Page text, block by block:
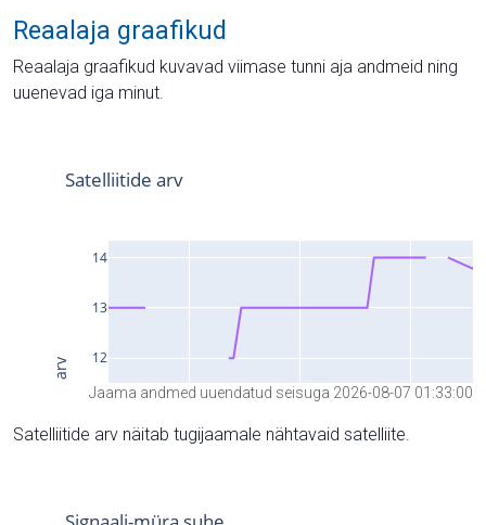
Reaalaja graafikud
Reaalaja graafikud kuvavad viimase tunni aja andmeid ning
uuenevad iga minut.
Jaama andmed uuendatud seisuga 2026-08-07 01:33:00
Satelliitide arv näitab tugijaamale nähtavaid satelliite.